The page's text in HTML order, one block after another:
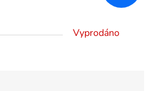
Vyprodáno